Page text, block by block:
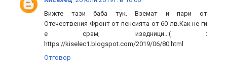
Вижте тази баба тук. Вземат и пари от
Отечествения Фронт от пенсията от 60 лв.Как не ги
е срам, изедници..:( :
https://kiselec1.blogspot.com/2019/06/80.html
Отговор